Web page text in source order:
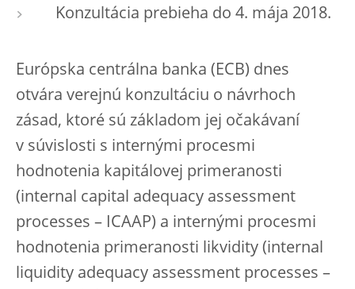
Konzultácia prebieha do 4. mája 2018.
Európska centrálna banka (ECB) dnes
otvára verejnú konzultáciu o návrhoch
zásad, ktoré sú základom jej očakávaní
v súvislosti s internými procesmi
hodnotenia kapitálovej primeranosti
(internal capital adequacy assessment
processes – ICAAP) a internými procesmi
hodnotenia primeranosti likvidity (internal
liquidity adequacy assessment processes –